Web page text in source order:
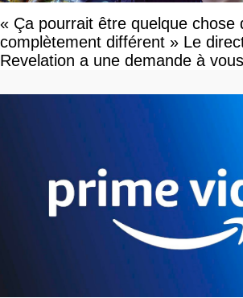
« Ça pourrait être quelque chose
complètement différent » Le
Revelation a une demande à